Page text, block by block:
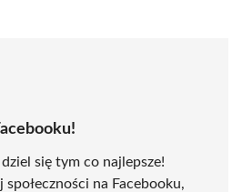
się tym co najlepsze!
społeczności na Facebooku,